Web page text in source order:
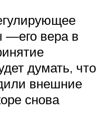
—его вера в
думать, что
внешние
снова